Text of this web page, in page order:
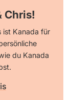
Chris!
ist Kanada für
du Kanada